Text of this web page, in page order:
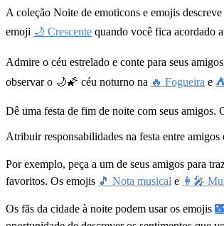
A coleção Noite de emoticons e emojis
emoji 🌙 Crescente quando você fica acordado
Admire o céu estrelado e conte para seus
observar o 🌙🌠 céu noturno na 🔥 Fogueira e
Dê uma festa de fim de noite com seus amigos.
Atribuir responsabilidades na festa entre amigos
Por exemplo, peça a um de seus amigos para
favoritos. Os emojis 🎵 Nota musical e 👩‍🎤
Os fãs da cidade à noite podem usar os emojis